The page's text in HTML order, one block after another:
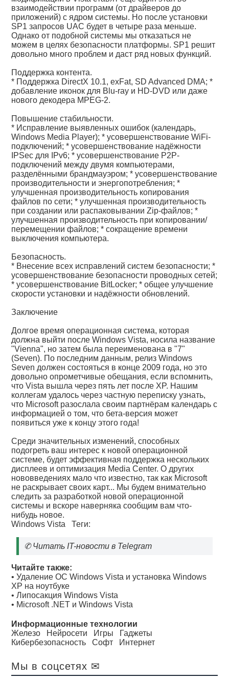
взаимодействии программ (от драйверов до
приложений) с ядром системы. Но после установки
SP1 запросов UAC будет в четыре раза меньше.
Однако от подобной системы мы отказаться не
можем в целях безопасности платформы. SP1 решит
довольно много проблем и даст ряд новых функций.
Поддержка контента.
* Поддержка DirectX 10.1, exFat, SD Advanced DMA; *
добавление иконок для Blu-ray и HD-DVD или даже
нового декодера MPEG-2.
Повышение стабильности.
* Исправление выявленных ошибок (календарь,
Windows Media Player); * усовершенствование WiFi-
подключений; * усовершенствование надёжности
IPSec для IPv6; * усовершенствование P2P-
подключений между двумя компьютерами,
разделёнными брандмауэром; * усовершенствование
производительности и энергопотребления; *
улучшенная производительность копирования
файлов по сети; * улучшенная производительность
при создании или распаковывании Zip-файлов; *
улучшенная производительность при копировании/
перемещении файлов; * сокращение времени
выключения компьютера.
Безопасность.
* Внесение всех исправлений систем безопасности; *
усовершенствование безопасности проводных сетей;
* усовершенствование BitLocker; * общее улучшение
скорости установки и надёжности обновлений.
Заключение
Долгое время операционная система, которая
должна выйти после Windows Vista, носила название
"Vienna", но затем была переименована в "7"
(Seven). По последним данным, релиз Windows
Seven должен состояться в конце 2009 года, но это
довольно опрометчивые обещания, если вспомнить,
что Vista вышла через пять лет после XP. Нашим
коллегам удалось через частную переписку узнать,
что Microsoft разослала своим партнёрам календарь с
информацией о том, что бета-версия может
появиться уже к концу этого года!
Среди значительных изменений, способных
подогреть ваш интерес к новой операционной
системе, будет эффективная поддержка нескольких
дисплеев и оптимизация Media Center. О других
нововведениях мало что известно, так как Microsoft
не раскрывает своих карт... Мы будем внимательно
следить за разработкой новой операционной
системы и вскоре наверняка сообщим вам что-
нибудь новое.
Windows Vista Теги:
✆Читать IT-новости в Telegram
Читайте также:
•Удаление OC Windows Vista и установка Windows
XP на ноутбуке
•Липосакция Windows Vista
• Microsoft .NET и Windows Vista
Информационные технологии
Железо
Нейросети Игры
Гаджеты
Кибербезопасность
Софт Интернет
Мы в соцсетях ✉